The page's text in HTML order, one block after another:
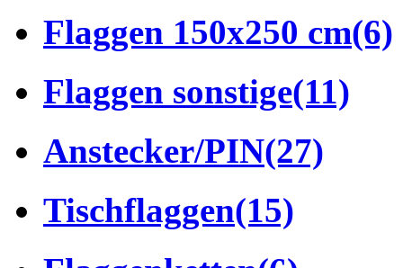
Flaggen 150x250 cm(6)
Flaggen sonstige(11)
Anstecker/PIN(27)
Tischflaggen(15)